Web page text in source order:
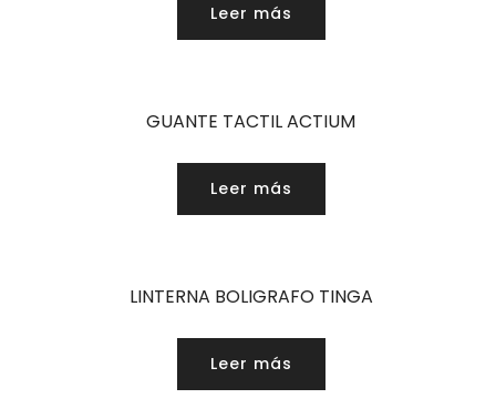
Leer más
GUANTE TACTIL ACTIUM
Leer más
LINTERNA BOLIGRAFO TINGA
Leer más